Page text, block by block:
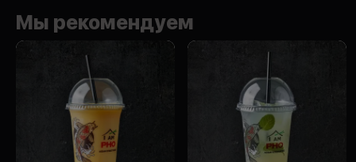
Мы рекомендуем